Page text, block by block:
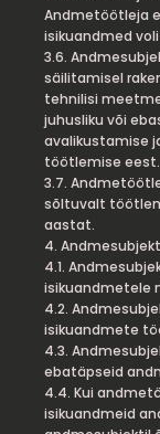
Andmetöötleja
isikuandmed
3.6.
säilitamisel
tehnilisi
juhusliku või
avalikustamise
töötlemise eest.
3.7.
sõltuvalt
aastat.
4.
4.1.
isikuandmetele
4.2.
isikuandmete
4.3.
ebatäpseid
4.4. Kui
isikuandmeid